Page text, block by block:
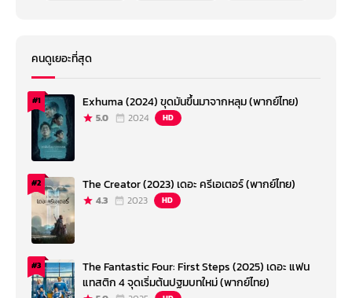
คนดูเยอะที่สุด
#1 Exhuma (2024) ขุดมันขึ้นมาจากหลุม (พากย์ไทย)
5.0 2024 HD
#2 The Creator (2023) เดอะ ครีเอเตอร์ (พากย์ไทย)
4.3 2023 HD
#3
The Fantastic Four: First Steps (2025) เดอะ แฟน
แทสติก 4 จุดเริ่มต้นปฐมบทใหม่ (พากย์ไทย)